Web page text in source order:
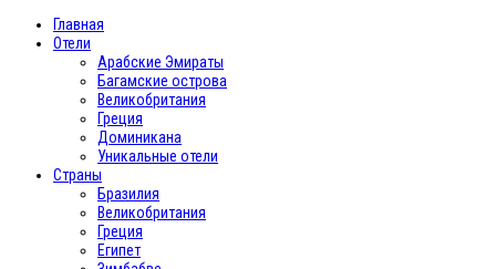
Главная
Отели
Арабские Эмираты
Багамские острова
Великобритания
Греция
Доминикана
Уникальные отели
Страны
Бразилия
Великобритания
Греция
Египет